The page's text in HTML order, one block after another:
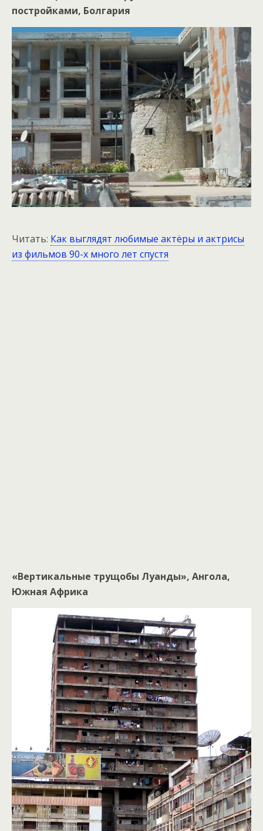
постройками, Болгария
Читать: Как выглядят любимые актёры и актрисы
из фильмов 90-х много лет спустя
«Вертикальные трущобы Луанды», Ангола,
Южная Африка